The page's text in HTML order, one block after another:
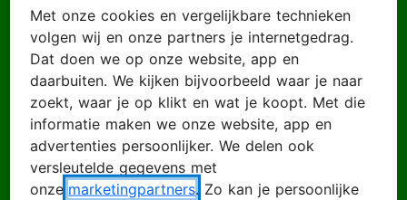
Goed je weer te zien
Log in met je KPN
ID
Inloggen
Met onze cookies en vergelijkbare technieken
volgen wij en onze partners je internetgedrag.
Dat doen we op onze website, app en
daarbuiten. We kijken bijvoorbeeld waar je naar
zoekt, waar je op klikt en wat je koopt. Met die
informatie maken we onze website, app en
advertenties persoonlijker. We delen ook
versleutelde gegevens met
onze marketingpartners. Zo kan je persoonlijke